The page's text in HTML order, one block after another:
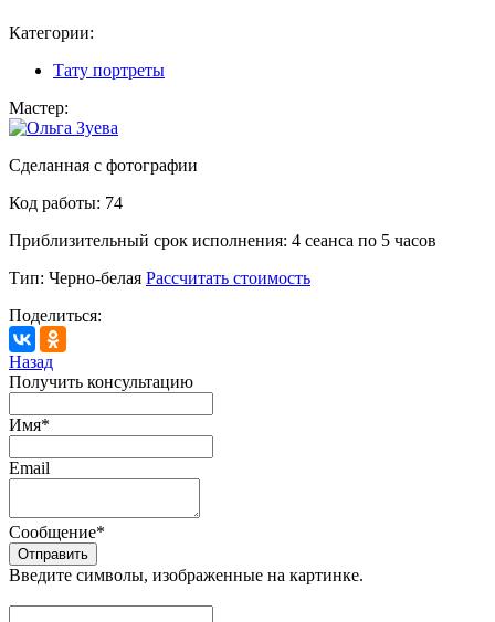
Категории:
Тату портреты
Мастер:
Сделанная с фотографии
Код работы: 74
Приблизительный срок исполнения: 4 сеанса по 5 часов
Тип: Черно-белая Рассчитать стоимость
Поделиться:
Назад
Получить консультацию
Имя*
Email
Сообщение*
Введите символы, изображенные на картинке.